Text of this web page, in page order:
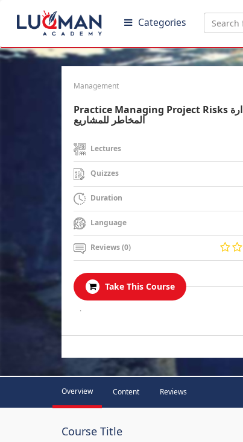
Categories
Management
Practice Managing Project Risks تطبيق إدارة
المخاطر للمشاريع
Lectures
Quizzes
Duration
Language
Reviews (0)
Take This Course
.
Overview Content Reviews
Course Title